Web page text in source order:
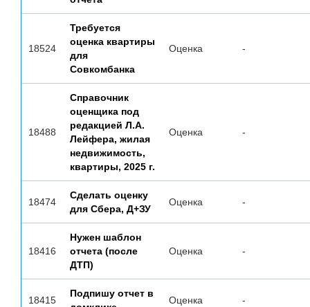
18524
Требуется
оценка квартиры
для
Совкомбанка
Оценка -
18488
Справочник
оценщика под
редакцией Л.А.
Лейфера, жилая
недвижимость,
квартиры, 2025 г.
Оценка -
18474
Сделать оценку
для Сбера, Д+ЗУ
Оценка -
18416
Нужен шаблон
отчета (после
ДТП)
Оценка -
18415
Подпишу отчет в
Оценка -